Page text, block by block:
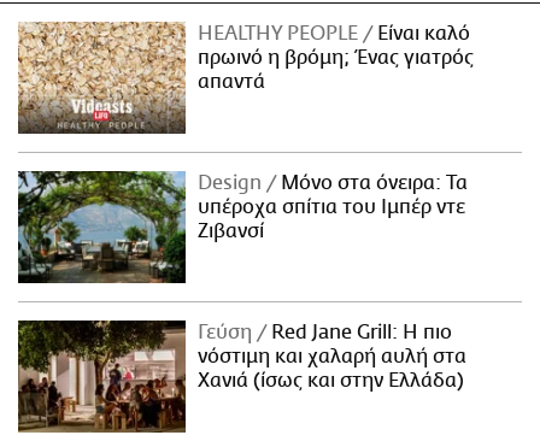
HEALTHY PEOPLE
Είναι καλό
πρωινό η βρόμη; Ένας γιατρός
απαντά
Design
Μόνο στα όνειρα: Τα
υπέροχα σπίτια του Ιμπέρ ντε
Ζιβανσί
Γεύση
Red Jane Grill: Η πιο
νόστιμη και χαλαρή αυλή στα
Χανιά (ίσως και στην Ελλάδα)